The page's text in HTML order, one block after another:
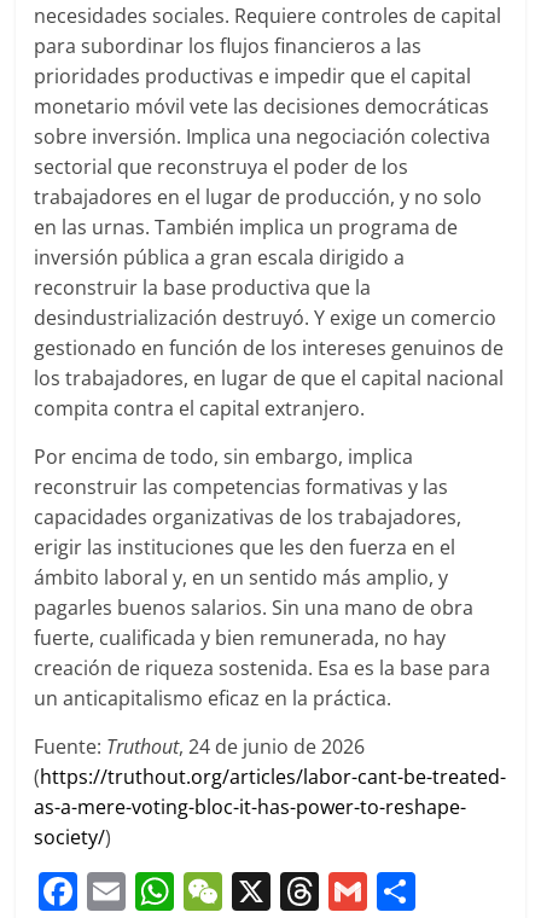
necesidades sociales. Requiere controles de capital
para subordinar los flujos financieros a las
prioridades productivas e impedir que el capital
monetario móvil vete las decisiones democráticas
sobre inversión. Implica una negociación colectiva
sectorial que reconstruya el poder de los
trabajadores en el lugar de producción, y no solo
en las urnas. También implica un programa de
inversión pública a gran escala dirigido a
reconstruir la base productiva que la
desindustrialización destruyó. Y exige un comercio
gestionado en función de los intereses genuinos de
los trabajadores, en lugar de que el capital nacional
compita contra el capital extranjero.
Por encima de todo, sin embargo, implica
reconstruir las competencias formativas y las
capacidades organizativas de los trabajadores,
erigir las instituciones que les den fuerza en el
ámbito laboral y, en un sentido más amplio, y
pagarles buenos salarios. Sin una mano de obra
fuerte, cualificada y bien remunerada, no hay
creación de riqueza sostenida. Esa es la base para
un anticapitalismo eficaz en la práctica.
Fuente: Truthout, 24 de junio de 2026
(https://truthout.org/articles/labor-cant-be-treated-
as-a-mere-voting-bloc-it-has-power-to-reshape-
society/)
F E W W X T G